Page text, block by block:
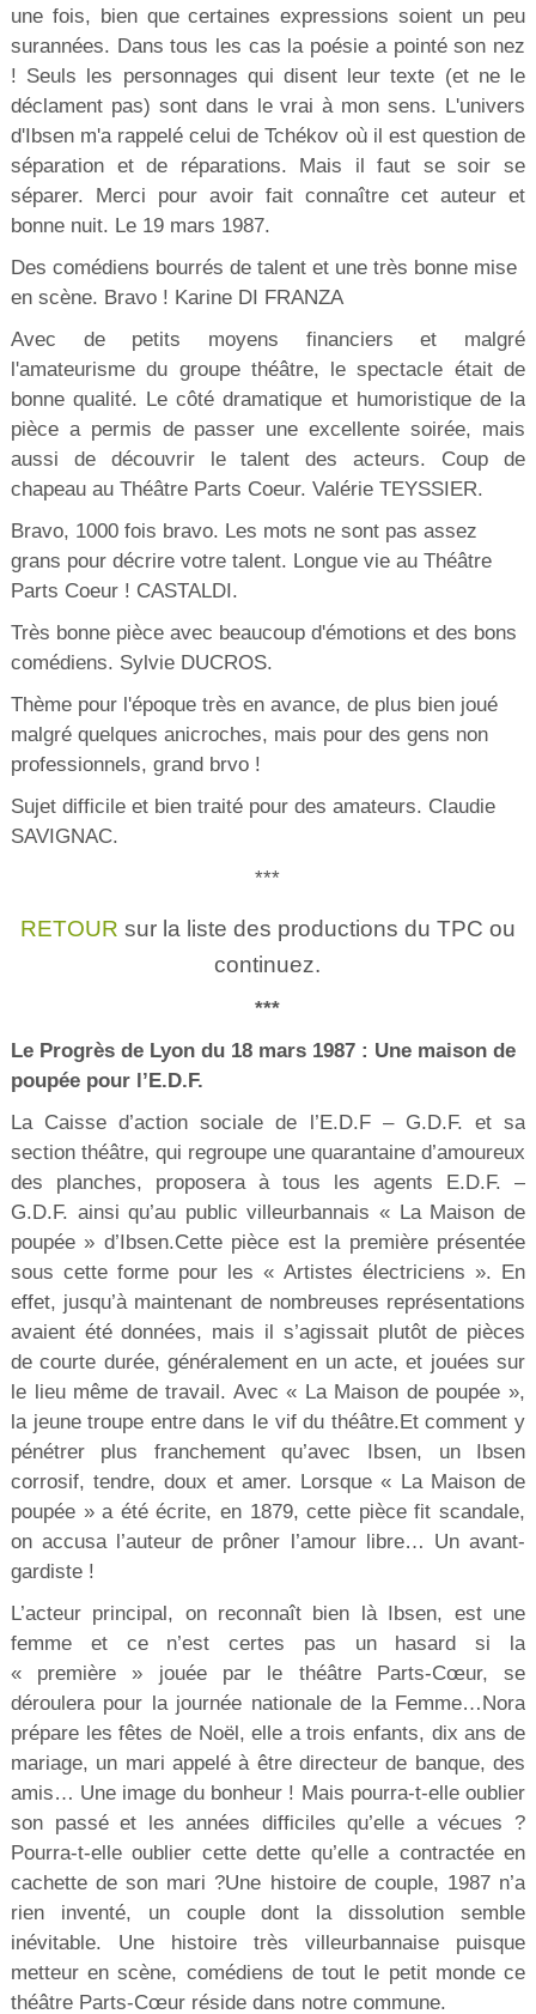
une fois, bien que certaines expressions soient un peu
surannées. Dans tous les cas la poésie a pointé son nez
! Seuls les personnages qui disent leur texte (et ne le
déclament pas) sont dans le vrai à mon sens. L'univers
d'Ibsen m'a rappelé celui de Tchékov où il est question de
séparation et de réparations. Mais il faut se soir se
séparer. Merci pour avoir fait connaître cet auteur et
bonne nuit. Le 19 mars 1987.
Des comédiens bourrés de talent et une très bonne mise
en scène. Bravo ! Karine DI FRANZA
Avec de petits moyens financiers et malgré
l'amateurisme du groupe théâtre, le spectacle était de
bonne qualité. Le côté dramatique et humoristique de la
pièce a permis de passer une excellente soirée, mais
aussi de découvrir le talent des acteurs. Coup de
chapeau au Théâtre Parts Coeur. Valérie TEYSSIER.
Bravo, 1000 fois bravo. Les mots ne sont pas assez
grans pour décrire votre talent. Longue vie au Théâtre
Parts Coeur ! CASTALDI.
Très bonne pièce avec beaucoup d'émotions et des bons
comédiens. Sylvie DUCROS.
Thème pour l'époque très en avance, de plus bien joué
malgré quelques anicroches, mais pour des gens non
professionnels, grand brvo !
Sujet difficile et bien traité pour des amateurs. Claudie
SAVIGNAC.
***
RETOUR sur la liste des productions du TPC ou
continuez.
***
Le Progrès de Lyon du 18 mars 1987 : Une maison de
poupée pour l’E.D.F.
La Caisse d’action sociale de l’E.D.F – G.D.F. et sa
section théâtre, qui regroupe une quarantaine d’amoureux
des planches, proposera à tous les agents E.D.F. –
G.D.F. ainsi qu’au public villeurbannais « La Maison de
poupée » d’Ibsen.Cette pièce est la première présentée
sous cette forme pour les « Artistes électriciens ». En
effet, jusqu’à maintenant de nombreuses représentations
avaient été données, mais il s’agissait plutôt de pièces
de courte durée, généralement en un acte, et jouées sur
le lieu même de travail. Avec « La Maison de poupée »,
la jeune troupe entre dans le vif du théâtre.Et comment y
pénétrer plus franchement qu’avec Ibsen, un Ibsen
corrosif, tendre, doux et amer. Lorsque « La Maison de
poupée » a été écrite, en 1879, cette pièce fit scandale,
on accusa l’auteur de prôner l’amour libre… Un avant-
gardiste !
L’acteur principal, on reconnaît bien là Ibsen, est une
femme et ce n’est certes pas un hasard si la
« première » jouée par le théâtre Parts-Cœur, se
déroulera pour la journée nationale de la Femme…Nora
prépare les fêtes de Noël, elle a trois enfants, dix ans de
mariage, un mari appelé à être directeur de banque, des
amis… Une image du bonheur ! Mais pourra-t-elle oublier
son passé et les années difficiles qu’elle a vécues ?
Pourra-t-elle oublier cette dette qu’elle a contractée en
cachette de son mari ?Une histoire de couple, 1987 n’a
rien inventé, un couple dont la dissolution semble
inévitable. Une histoire très villeurbannaise puisque
metteur en scène, comédiens de tout le petit monde ce
théâtre Parts-Cœur réside dans notre commune.